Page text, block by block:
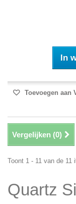
In
Toevoegen aan
Vergelijken (0)
Toont 1 - 11 van de 11
Quartz